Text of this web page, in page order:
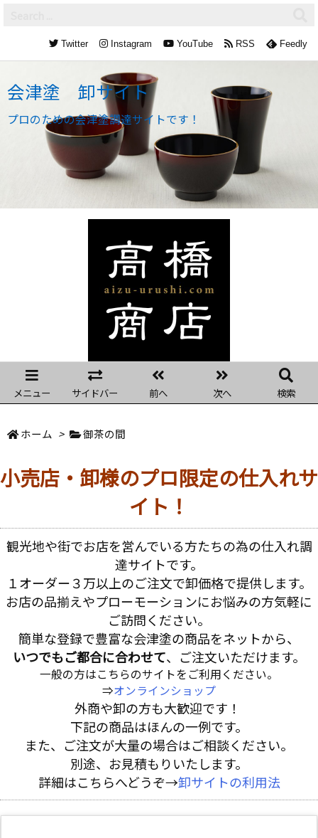
会津塗 卸サイト
プロのための会津塗調達サイトです！
メニュー サイドバー 前へ 次へ 検索
Twitter Instagram YouTube RSS Feedly
ホーム > 御茶の間
小売店・卸様のプロ限定の仕入れサ
イト！
観光地や街でお店を営んでいる方たちの為の仕入れ調
達サイトです。
１オーダー３万以上のご注文で卸価格で提供します。
お店の品揃えやプローモーションにお悩みの方気軽に
ご訪問ください。
簡単な登録で豊富な会津塗の商品をネットから、
いつでもご都合に合わせて、ご注文いただけます。
一般の方はこちらのサイトをご利用ください。
⇒オンラインショップ
外商や卸の方も大歓迎です！
下記の商品はほんの一例です。
また、ご注文が大量の場合はご相談ください。
別途、お見積もりいたします。
詳細はこちらへどうぞ→卸サイトの利用法